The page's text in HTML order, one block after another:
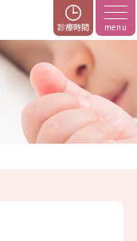
診療時間